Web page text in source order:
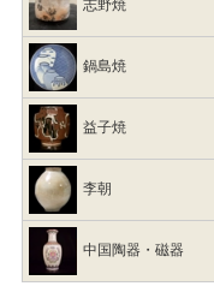
志野焼
鍋島焼
益子焼
李朝
中国陶器・磁器